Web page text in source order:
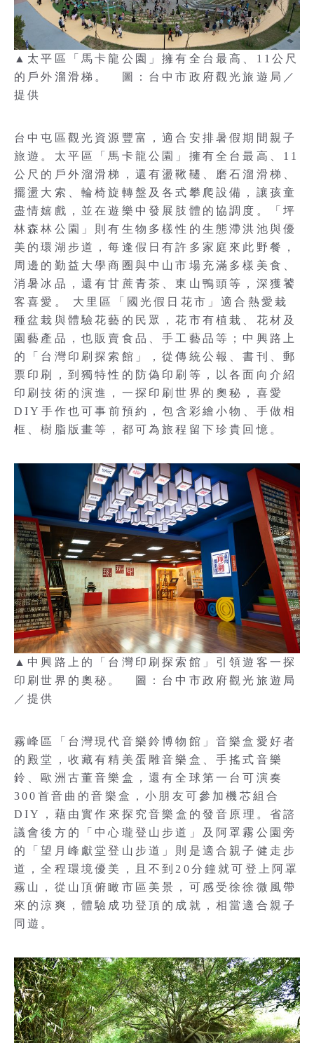
▲太平區「馬卡龍公園」擁有全台最高、11公尺
的戶外溜滑梯。 圖：台中市政府觀光旅遊局／
提供
台中屯區觀光資源豐富，適合安排暑假期間親子
旅遊。太平區「馬卡龍公園」擁有全台最高、11
公尺的戶外溜滑梯，還有盪鞦韆、磨石溜滑梯、
擺盪大索、輪椅旋轉盤及各式攀爬設備，讓孩童
盡情嬉戲，並在遊樂中發展肢體的協調度。「坪
林森林公園」則有生物多樣性的生態滯洪池與優
美的環湖步道，每逢假日有許多家庭來此野餐，
周邊的勤益大學商圈與中山市場充滿多樣美食、
消暑冰品，還有甘蔗青茶、東山鴨頭等，深獲饕
客喜愛。 大里區「國光假日花市」適合熱愛栽
種盆栽與體驗花藝的民眾，花市有植栽、花材及
園藝產品，也販賣食品、手工藝品等；中興路上
的「台灣印刷探索館」，從傳統公報、書刊、郵
票印刷，到獨特性的防偽印刷等，以各面向介紹
印刷技術的演進，一探印刷世界的奧秘，喜愛
DIY手作也可事前預約，包含彩繪小物、手做相
框、樹脂版畫等，都可為旅程留下珍貴回憶。
▲中興路上的「台灣印刷探索館」引領遊客一探
印刷世界的奧秘。 圖：台中市政府觀光旅遊局
／提供
霧峰區「台灣現代音樂鈴博物館」音樂盒愛好者
的殿堂，收藏有精美蛋雕音樂盒、手搖式音樂
鈴、歐洲古董音樂盒，還有全球第一台可演奏
300首音曲的音樂盒，小朋友可參加機芯組合
DIY，藉由實作來探究音樂盒的發音原理。省諮
議會後方的「中心瓏登山步道」及阿罩霧公園旁
的「望月峰獻堂登山步道」則是適合親子健走步
道，全程環境優美，且不到20分鐘就可登上阿罩
霧山，從山頂俯瞰市區美景，可感受徐徐微風帶
來的涼爽，體驗成功登頂的成就，相當適合親子
同遊。